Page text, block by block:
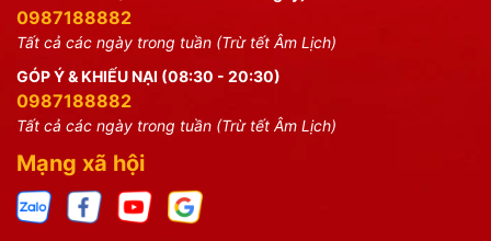
0987188882
Tất cả các ngày trong tuần (Trừ tết Âm Lịch)
GÓP Ý & KHIẾU NẠI (08:30 - 20:30)
0987188882
Tất cả các ngày trong tuần (Trừ tết Âm Lịch)
Mạng xã hội